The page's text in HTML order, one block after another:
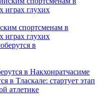
спортсменам в
играх глухих
в Накхонратчасиме